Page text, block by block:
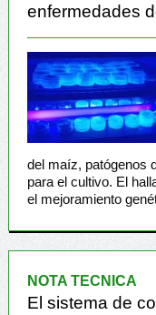
enfermedades
del maíz, patógenos
para el cultivo. El
el mejoramiento
NOTA TECNICA
El sistema de